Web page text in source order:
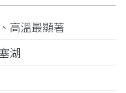
高溫最顯著
湖